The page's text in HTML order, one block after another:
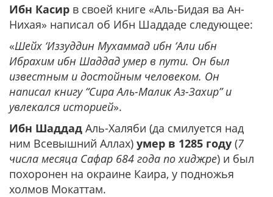
Ибн Касир в своей книге «Аль-Бидая ва Ан-
Нихая» написал об Ибн Шаддаде следующее:
«Шейх ‘Иззуддин Мухаммад ибн ‘Али ибн
Ибрахим ибн Шаддад умер в пути. Он был
известным и достойным человеком. Он
написал книгу “Сира Аль-Малик Аз-Захир” и
увлекался историей».
Ибн Шаддад Аль-Халяби (да смилуется над
ним Всевышний Аллах) умер в 1285 году (7
числа месяца Сафар 684 года по хиджре) и был
похоронен на окраине Каира, у подножья
холмов Мокаттам.